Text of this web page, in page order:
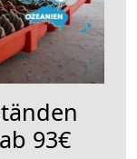
93€